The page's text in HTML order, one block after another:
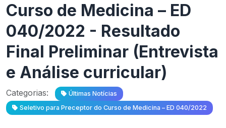
Curso de Medicina – ED
040/2022 - Resultado
Final Preliminar (Entrevista
e Análise curricular)
Categorias:
Últimas Notícias
Seletivo para Preceptor do Curso de Medicina – ED 040/2022